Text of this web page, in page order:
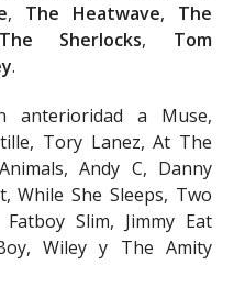
, The Heatwave, The
The Sherlocks, Tom
.
anterioridad a Muse,
Tory Lanez, At The
Andy C, Danny
While She Sleeps, Two
Slim, Jimmy Eat
Wiley y The Amity